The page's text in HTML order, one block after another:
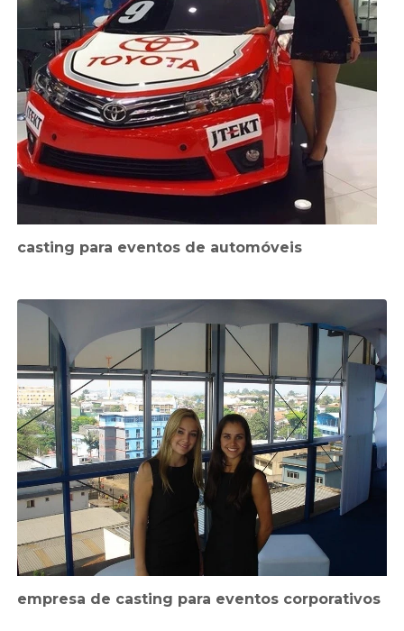
casting para eventos de automóveis
empresa de casting para eventos corporativos